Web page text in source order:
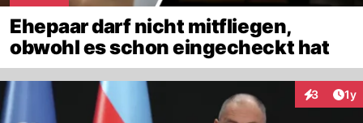
Ehepaar darf nicht mitfliegen,
obwohl es schon eingecheckt hat
3 1y